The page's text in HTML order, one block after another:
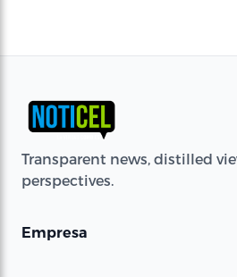
Transparent news, distilled
perspectives.
Empresa